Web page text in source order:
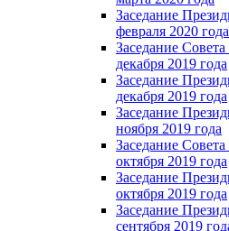
Заседание
февраля 2020 года
Заседание
декабря 2019 года
Заседание
декабря 2019 года
Заседание
ноября 2019 года
Заседание
октября 2019 года
Заседание
октября 2019 года
Заседание
сентября 2019